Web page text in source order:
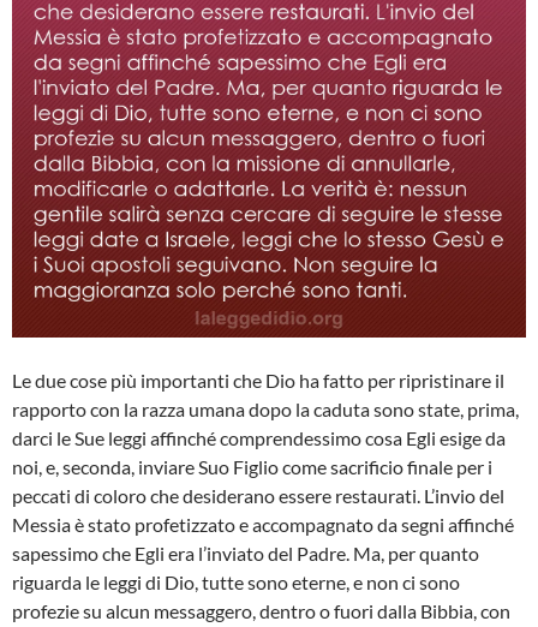
Le due cose più importanti che Dio ha fatto per ripristinare il
rapporto con la razza umana dopo la caduta sono state, prima,
darci le Sue leggi affinché comprendessimo cosa Egli esige da
noi, e, seconda, inviare Suo Figlio come sacrificio finale per i
peccati di coloro che desiderano essere restaurati. L’invio del
Messia è stato profetizzato e accompagnato da segni affinché
sapessimo che Egli era l’inviato del Padre. Ma, per quanto
riguarda le leggi di Dio, tutte sono eterne, e non ci sono
profezie su alcun messaggero, dentro o fuori dalla Bibbia, con